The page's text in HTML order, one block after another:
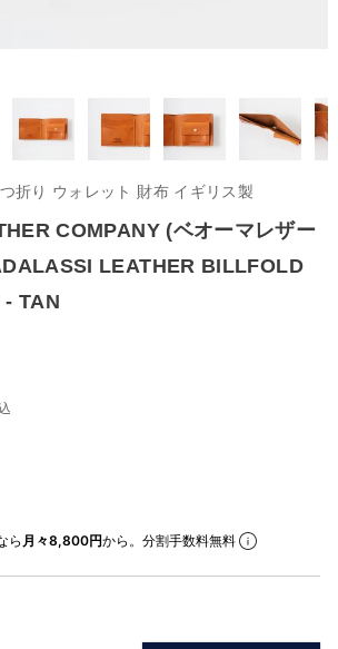
折り ウォレット 財布 イギリス製
COMPANY (ベオーマレザー
LEATHER BILLFOLD
TAN
ら 月々8,800円から。分割手数料無料